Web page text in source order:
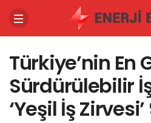
Türkiye’nin En
Sürdürülebilir
‘Yeşil İş Zirvesi’